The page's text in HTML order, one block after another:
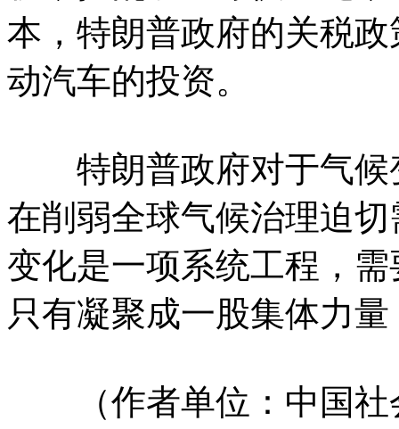
本，特朗普政府的关税
动汽车的投资。
特朗普政府对于气候
在削弱全球气候治理迫
变化是一项系统工程，
只有凝聚成一股集体力
（作者单位：中国社